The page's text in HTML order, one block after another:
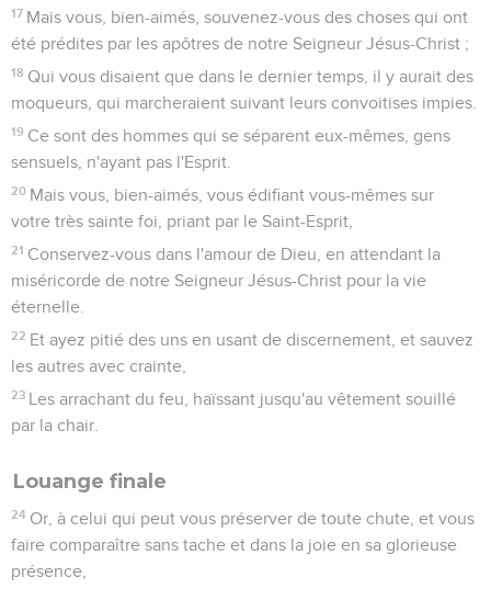
17 Mais vous, bien-aimés, souvenez-vous des choses qui ont
été prédites par les apôtres de notre Seigneur Jésus-Christ ;
18 Qui vous disaient que dans le dernier temps, il y aurait des
moqueurs, qui marcheraient suivant leurs convoitises impies.
19 Ce sont des hommes qui se séparent eux-mêmes, gens
sensuels, n'ayant pas l'Esprit.
20 Mais vous, bien-aimés, vous édifiant vous-mêmes sur
votre très sainte foi, priant par le Saint-Esprit,
21 Conservez-vous dans l'amour de Dieu, en attendant la
miséricorde de notre Seigneur Jésus-Christ pour la vie
éternelle.
22 Et ayez pitié des uns en usant de discernement, et sauvez
les autres avec crainte,
23 Les arrachant du feu, haïssant jusqu'au vêtement souillé
par la chair.
Louange finale
24 Or, à celui qui peut vous préserver de toute chute, et vous
faire comparaître sans tache et dans la joie en sa glorieuse
présence,